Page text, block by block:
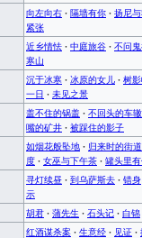
向左向右 · 隔墙有你 · 扬尼
紧张
近乡情怯 · 中庭旅谷 · 不问
寒山
沉于冰寒 · 冰原的女儿 · 树
一日 · 未见之景
盖不住的锅盖 · 不回头的车辙
嘴的矿井 · 被踩住的影子
如烟花般坠地 · 归来时的街道
度 · 女巫与下午茶 · 罐头里
寻灯续昼 · 到乌萨斯去 · 错身
示
胡君 · 蒲先生 · 石头记 · 白锦
红酒谋杀案 · 生意经 · 见证 ·